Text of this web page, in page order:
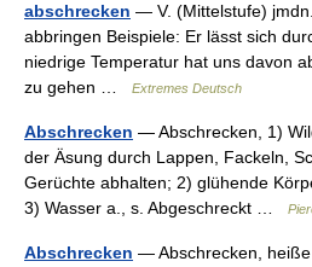
abschrecken — V. (Mittelstufe)
abbringen Beispiele: Er lässt sich
niedrige Temperatur hat uns davon
zu gehen …
Extremes Deutsch
Abschrecken — Abschrecken, 1)
der Äsung durch Lappen, Fackeln,
Gerüchte abhalten; 2) glühende
3) Wasser a., s. Abgeschreckt …
Abschrecken — Abschrecken,